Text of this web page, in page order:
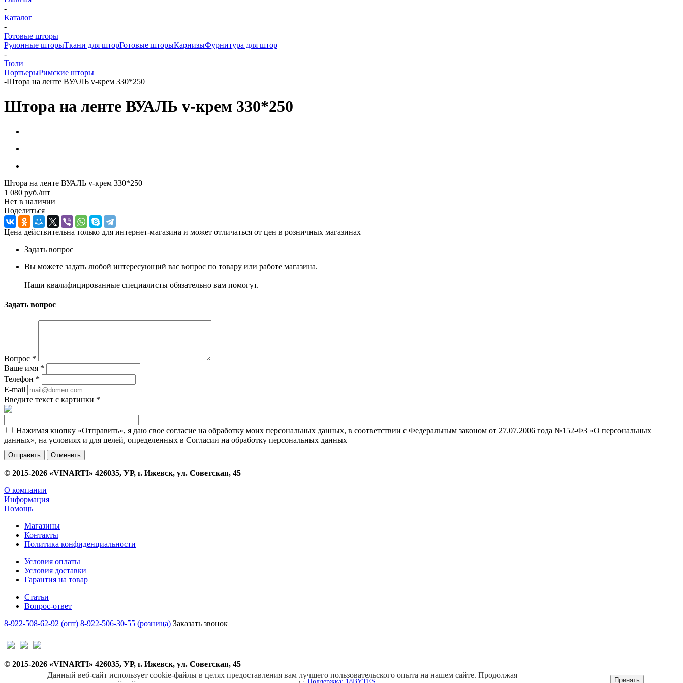
-
Каталог
-
Готовые шторы
Рулонные шторыТкани для шторГотовые шторыКарнизыФурнитура для штор
-
Тюли
ПортьерыРимские шторы
-Штора на ленте ВУАЛЬ v-крем 330*250
Штора на ленте ВУАЛЬ v-крем 330*250
Штора на ленте ВУАЛЬ v-крем 330*250
1 080 руб./шт
Нет в наличии
Поделиться
Цена действительна только для интернет-магазина и может отличаться от цен в розничных магазинах
Задать вопрос
Вы можете задать любой интересующий вас вопрос по товару или работе магазина.
Наши квалифицированные специалисты обязательно вам помогут.
Задать вопрос
Вопрос *
Ваше имя *
Телефон *
E-mail
Введите текст с картинки *
Нажимая кнопку «Отправить», я даю свое согласие на обработку моих персональных данных, в соответствии с Федеральным законом от 27.07.2006 года №152-ФЗ «О персональных
данных», на условиях и для целей, определенных в Согласии на обработку персональных данных
Отменить
© 2015-2026 «VINARTI» 426035, УР, г. Ижевск, ул. Советская, 45
О компании
Информация
Помощь
Магазины
Контакты
Политика конфиденциальности
Условия оплаты
Условия доставки
Гарантия на товар
Статьи
Вопрос-ответ
8-922-508-62-92 (опт) 8-922-506-30-55 (розница) Заказать звонок
© 2015-2026 «VINARTI» 426035, УР, г. Ижевск, ул. Советская, 45
Данный веб-сайт использует cookie-файлы в целях предоставления вам лучшего пользовательского опыта на нашем сайте. Продолжая
Принять